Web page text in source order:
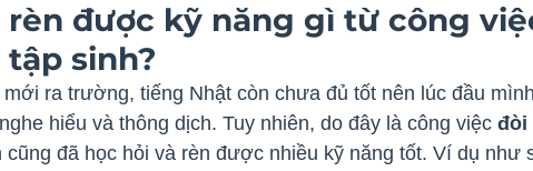
rèn được kỹ năng gì từ công
tập sinh?
mới ra trường, tiếng Nhật còn chưa đủ tốt nên lúc đầu
hiểu và thông dịch. Tuy nhiên, do đây là công việc đòi
cũng đã học hỏi và rèn được nhiều kỹ năng tốt. Ví dụ như